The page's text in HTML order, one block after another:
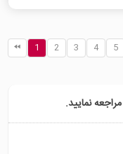
1 2 3 4 5
مراجعه نمایید.